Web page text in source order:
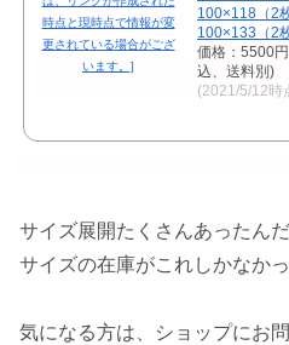
100×118（2
100×133（2
価格：5500
込、送料別)
(2021/5/12時
サイズ展開たくさんあったんだ
サイズの在庫がこれしかなか
気になる方は、ショップにお